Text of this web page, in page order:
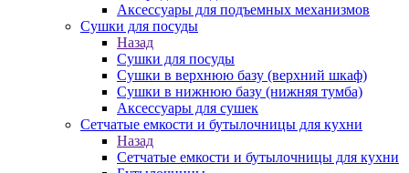
Аксессуары для подъемных механизмов
Сушки для посуды
Назад
Сушки для посуды
Сушки в верхнюю базу (верхний шкаф)
Сушки в нижнюю базу (нижняя тумба)
Аксессуары для сушек
Сетчатые емкости и бутылочницы для кухни
Назад
Сетчатые емкости и бутылочницы для кухни